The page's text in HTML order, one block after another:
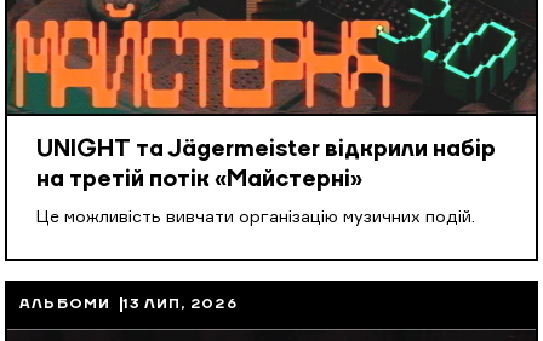
UNIGHT та Jägermeister відкрили набір
на третій потік «Майстерні»
Це можливість вивчати організацію музичних подій.
АЛЬБОМИ 13 ЛИП, 2026